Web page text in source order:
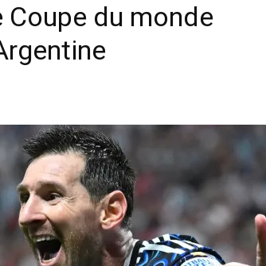
du monde